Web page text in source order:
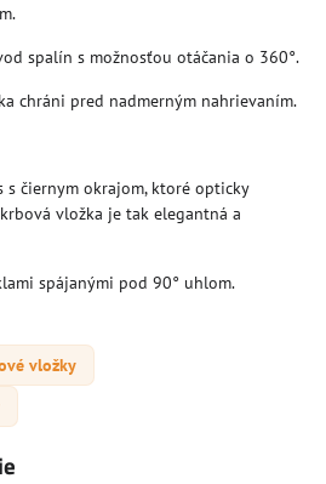
spalín s možnosťou otáčania o 360°.
chráni pred nadmerným nahrievaním.
čiernym okrajom, ktoré opticky
vložka je tak elegantná a
spájanými pod 90° uhlom.
vložky